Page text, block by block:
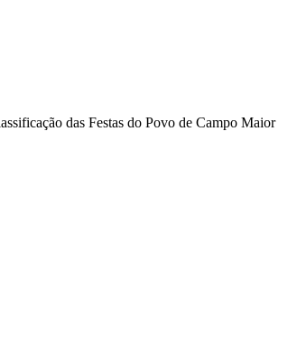
das Festas do Povo de Campo Maior